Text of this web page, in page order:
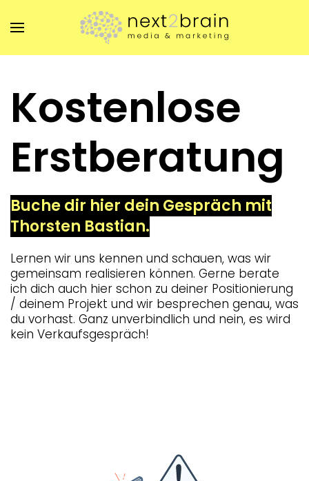
Zum Hauptinhalt springen
Kostenlose
Erstberatung
Buche dir hier dein Gespräch mit
Thorsten Bastian.
Lernen wir uns kennen und schauen, was wir
gemeinsam realisieren können. Gerne berate
ich dich auch hier schon zu deiner Positionierung
/ deinem Projekt und wir besprechen genau, was
du vorhast. Ganz unverbindlich und nein, es wird
kein Verkaufsgespräch!